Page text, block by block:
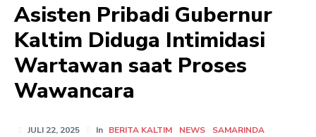
Asisten Pribadi Gubernur
Kaltim Diduga Intimidasi
Wartawan saat Proses
Wawancara
JULI 22, 2025 In BERITA KALTIM NEWS SAMARINDA